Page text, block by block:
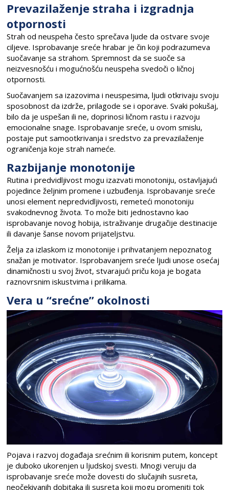
Prevazilaženje straha i izgradnja
otpornosti
Strah od neuspeha često sprečava ljude da ostvare svoje
ciljeve. Isprobavanje sreće hrabar je čin koji podrazumeva
suočavanje sa strahom. Spremnost da se suoče sa
neizvesnošću i mogućnošću neuspeha svedoči o ličnoj
otpornosti.
Suočavanjem sa izazovima i neuspesima, ljudi otkrivaju svoju
sposobnost da izdrže, prilagode se i oporave. Svaki pokušaj,
bilo da je uspešan ili ne, doprinosi ličnom rastu i razvoju
emocionalne snage. Isprobavanje sreće, u ovom smislu,
postaje put samootkrivanja i sredstvo za prevazilaženje
ograničenja koje strah nameće.
Razbijanje monotonije
Rutina i predvidljivost mogu izazvati monotoniju, ostavljajući
pojedince željnim promene i uzbuđenja. Isprobavanje sreće
unosi element nepredvidljivosti, remeteći monotoniju
svakodnevnog života. To može biti jednostavno kao
isprobavanje novog hobija, istraživanje drugačije destinacije
ili davanje šanse novom prijateljstvu.
Želja za izlaskom iz monotonije i prihvatanjem nepoznatog
snažan je motivator. Isprobavanjem sreće ljudi unose osećaj
dinamičnosti u svoj život, stvarajući priču koja je bogata
raznovrsnim iskustvima i prilikama.
Vera u “srećne” okolnosti
Pojava i razvoj događaja srećnim ili korisnim putem, koncept
je duboko ukorenjen u ljudskoj svesti. Mnogi veruju da
isprobavanje sreće može dovesti do slučajnih susreta,
neočekivanih dobitaka ili susreta koji mogu promeniti tok